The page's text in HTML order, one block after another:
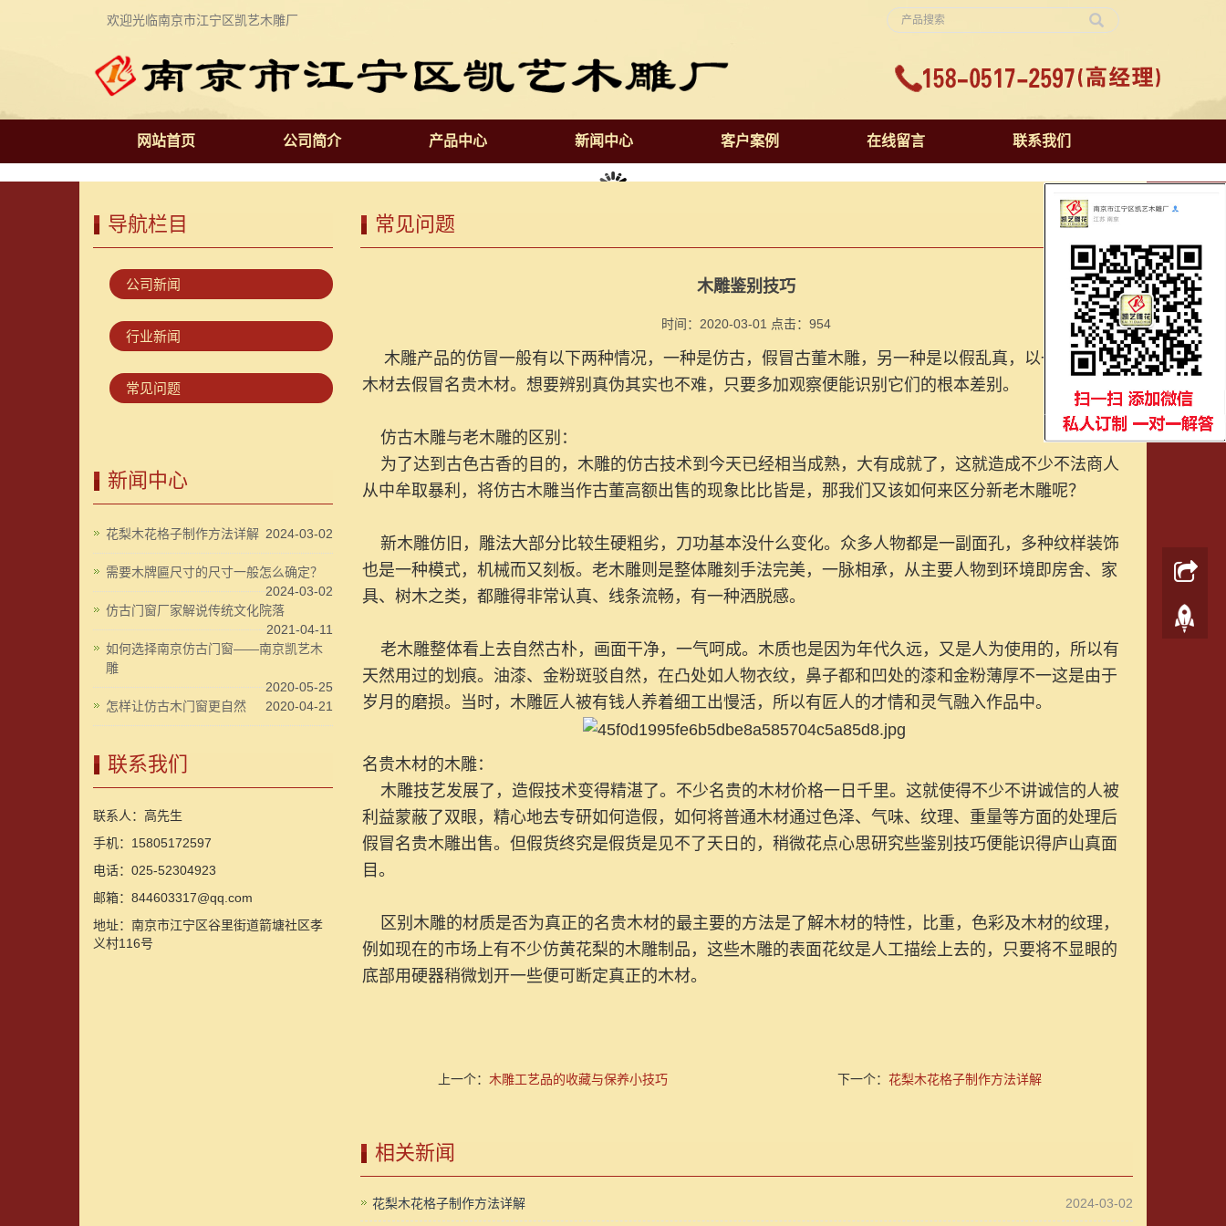
欢迎光临南京市江宁区凯艺木雕厂
网站首页 公司简介 产品中心 新闻中心 客户案例 在线留言 联系我们
常见问题
木雕鉴别技巧
时间：2020-03-01 点击：954
木雕产品的仿冒一般有以下两种情况，一种是仿古，假冒古董木雕，另一种是以假乱真，以一般材质的
木材去假冒名贵木材。想要辨别真伪其实也不难，只要多加观察便能识别它们的根本差别。
仿古木雕与老木雕的区别：
为了达到古色古香的目的，木雕的仿古技术到今天已经相当成熟，大有成就了，这就造成不少不法商人
从中牟取暴利，将仿古木雕当作古董高额出售的现象比比皆是，那我们又该如何来区分新老木雕呢？
新木雕仿旧，雕法大部分比较生硬粗劣，刀功基本没什么变化。众多人物都是一副面孔，多种纹样装饰
也是一种模式，机械而又刻板。老木雕则是整体雕刻手法完美，一脉相承，从主要人物到环境即房舍、家
具、树木之类，都雕得非常认真、线条流畅，有一种洒脱感。
老木雕整体看上去自然古朴，画面干净，一气呵成。木质也是因为年代久远，又是人为使用的，所以有
天然用过的划痕。油漆、金粉斑驳自然，在凸处如人物衣纹，鼻子都和凹处的漆和金粉薄厚不一这是由于
岁月的磨损。当时，木雕匠人被有钱人养着细工出慢活，所以有匠人的才情和灵气融入作品中。
名贵木材的木雕：
木雕技艺发展了，造假技术变得精湛了。不少名贵的木材价格一日千里。这就使得不少不讲诚信的人被
利益蒙蔽了双眼，精心地去专研如何造假，如何将普通木材通过色泽、气味、纹理、重量等方面的处理后
假冒名贵木雕出售。但假货终究是假货是见不了天日的，稍微花点心思研究些鉴别技巧便能识得庐山真面
目。
区别木雕的材质是否为真正的名贵木材的最主要的方法是了解木材的特性，比重，色彩及木材的纹理，
例如现在的市场上有不少仿黄花梨的木雕制品，这些木雕的表面花纹是人工描绘上去的，只要将不显眼的
底部用硬器稍微划开一些便可断定真正的木材。
上一个：木雕工艺品的收藏与保养小技巧 下一个：花梨木花格子制作方法详解
相关新闻
花梨木花格子制作方法详解 2024-03-02
导航栏目
公司新闻
行业新闻
常见问题
新闻中心
花梨木花格子制作方法详解 2024-03-02
需要木牌匾尺寸的尺寸一般怎么确定？
2024-03-02
仿古门窗厂家解说传统文化院落
2021-04-11
如何选择南京仿古门窗——南京凯艺木
雕
2020-05-25
怎样让仿古木门窗更自然
2020-04-21
联系我们
联系人：高先生
手机：15805172597
电话：025-52304923
邮箱：844603317@qq.com
地址：南京市江宁区谷里街道箭塘社区孝
义村116号